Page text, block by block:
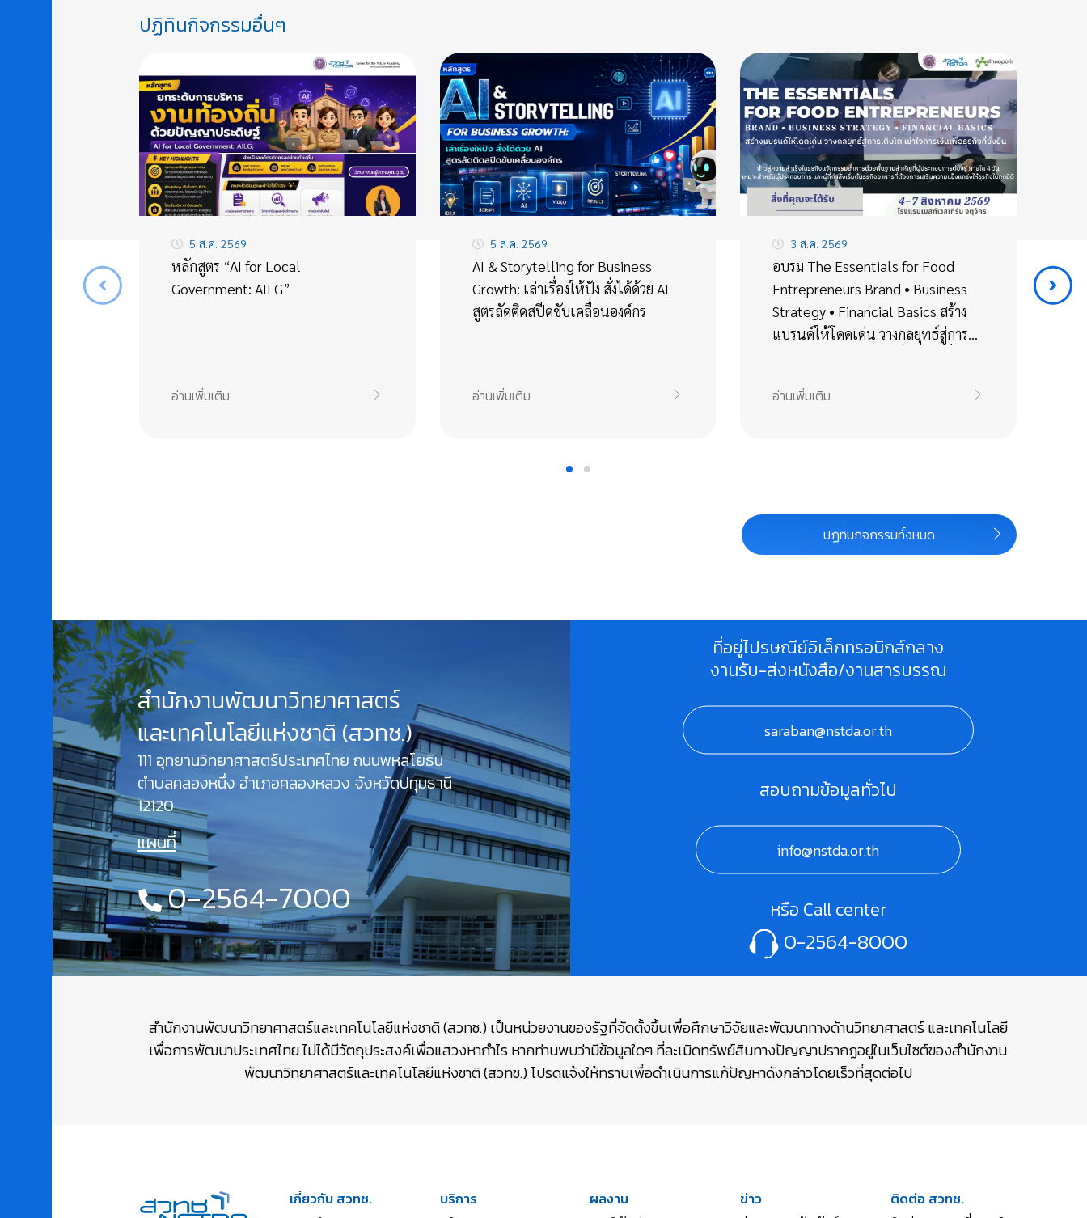
ปฏิทินกิจกรรมอื่นๆ
5 ส.ค. 2569
หลักสูตร “AI for Local
Government: AILG”
อ่านเพิ่มเติม
5 ส.ค. 2569
AI & Storytelling for Business
Growth: เล่าเรื่องให้ปัง สั่งได้ด้วย AI
สูตรลัดติดสปีดขับเคลื่อนองค์กร
อ่านเพิ่มเติม
3 ส.ค. 2569
อบรม The Essentials for Food
Entrepreneurs Brand • Business
Strategy • Financial Basics สร้าง
แบรนด์ให้โดดเด่น วางกลยุทธ์สู่การ
อ่านเพิ่มเติม
ปฏิทินกิจกรรมทั้งหมด
สำนักงานพัฒนาวิทยาศาสตร์
และเทคโนโลยีแห่งชาติ (สวทช.)
111 อุทยานวิทยาศาสตร์ประเทศไทย ถนนพหลโยธิน
ตำบลคลองหนึ่ง อำเภอคลองหลวง จังหวัดปทุมธานี
12120
แผนที่
0-2564-7000
ที่อยู่ไปรษณีย์อิเล็กทรอนิกส์กลาง
งานรับ-ส่งหนังสือ/งานสารบรรณ
saraban@nstda.or.th
สอบถามข้อมูลทั่วไป
info@nstda.or.th
หรือ Call center
0-2564-8000
สำนักงานพัฒนาวิทยาศาสตร์และเทคโนโลยีแห่งชาติ (สวทช.) เป็นหน่วยงานของรัฐที่จัดตั้งขึ้นเพื่อศึกษาวิจัยและพัฒนาทางด้านวิทยาศาสตร์ และเทคโนโลยี
เพื่อการพัฒนาประเทศไทย ไม่ได้มีวัตถุประสงค์เพื่อแสวงหากำไร หากท่านพบว่ามีข้อมูลใดๆ ที่ละเมิดทรัพย์สินทางปัญญาปรากฏอยู่ในเว็บไซต์ของสำนักงาน
พัฒนาวิทยาศาสตร์และเทคโนโลยีแห่งชาติ (สวทช.) โปรดแจ้งให้ทราบเพื่อดำเนินการแก้ปัญหาดังกล่าวโดยเร็วที่สุดต่อไป
เกี่ยวกับ สวทช. บริการ ผลงาน ข่าว ติดต่อ สวทช.